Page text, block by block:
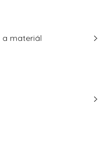
materiál